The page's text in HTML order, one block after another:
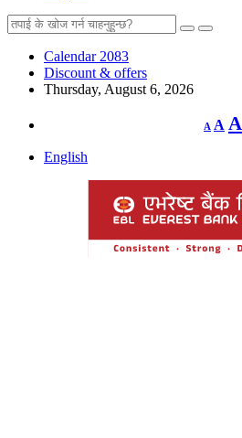
Calendar 2083
Discount & offers
Thursday, August 6, 2026
Afont
A
font
A
English